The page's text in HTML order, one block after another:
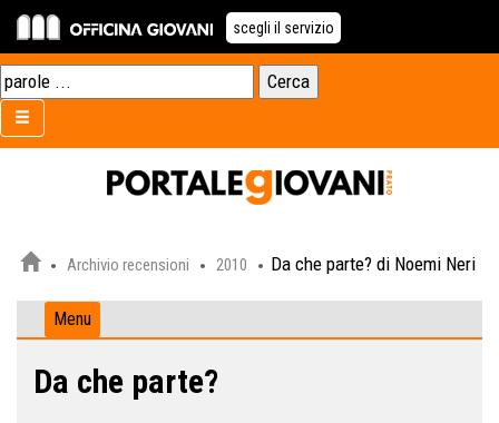
scegli il servizio
Archivio recensioni 2010 Da che parte? di Noemi Neri
Menu
Da che parte?